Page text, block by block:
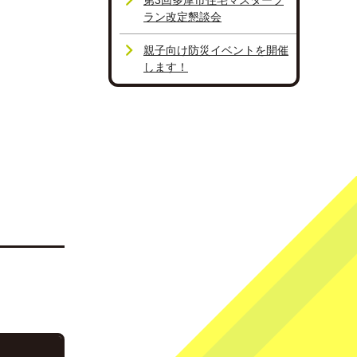
ラン改定懇談会
親子向け防災イベントを開催
します！